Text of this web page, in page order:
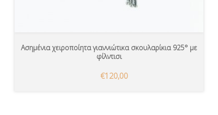
Ασημένια χειροποίητα γιαννιώτικα σκουλαρίκια 925° με
φίλντισι
€120,00